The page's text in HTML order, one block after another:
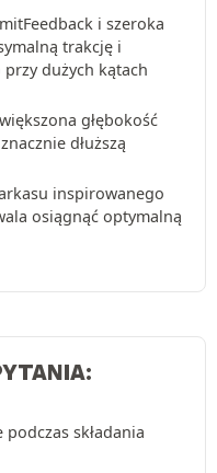
i szeroka
trakcję i
dużych kątach
głębokość
dłuższą
inspirowanego
osiągnąć optymalną
składania